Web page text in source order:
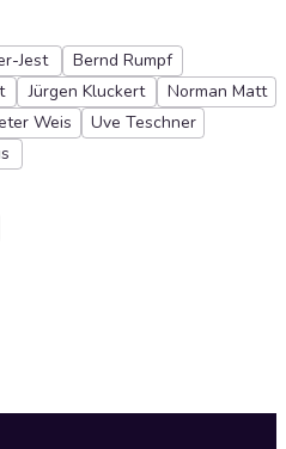
Jest
Bernd Rumpf
Jürgen Kluckert
Norman Matt
Weis
Uve Teschner